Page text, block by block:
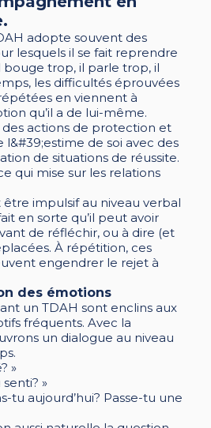
adopte souvent des
lesquels il se fait reprendre
bouge trop, il parle trop, il
les difficultés éprouvées
en viennent à
qu’il a de lui-même.
des actions de protection et
de soi avec des
de situations de réussite.
qui mise sur les relations
être impulsif au niveau verbal
en sorte qu’il peut avoir
de réfléchir, ou à dire (et
À répétition, ces
engendrer le rejet à
des émotions
un TDAH sont enclins aux
fréquents. Avec la
un dialogue au niveau
»
»
tu aujourd’hui? Passe-tu une